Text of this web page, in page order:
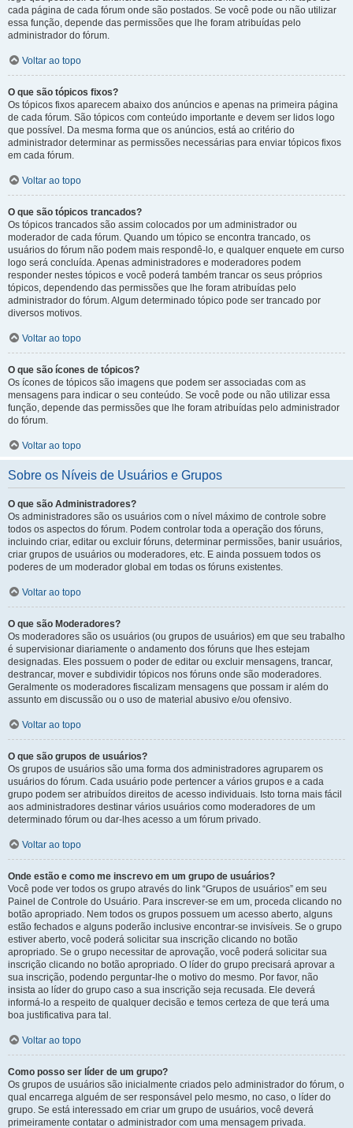
cada página de cada fórum onde são postados. Se você pode ou não utilizar
essa função, depende das permissões que lhe foram atribuídas pelo
administrador do fórum.
Voltar ao topo
O que são tópicos fixos?
Os tópicos fixos aparecem abaixo dos anúncios e apenas na primeira página
de cada fórum. São tópicos com conteúdo importante e devem ser lidos logo
que possível. Da mesma forma que os anúncios, está ao critério do
administrador determinar as permissões necessárias para enviar tópicos fixos
em cada fórum.
Voltar ao topo
O que são tópicos trancados?
Os tópicos trancados são assim colocados por um administrador ou
moderador de cada fórum. Quando um tópico se encontra trancado, os
usuários do fórum não podem mais respondê-lo, e qualquer enquete em curso
logo será concluída. Apenas administradores e moderadores podem
responder nestes tópicos e você poderá também trancar os seus próprios
tópicos, dependendo das permissões que lhe foram atribuídas pelo
administrador do fórum. Algum determinado tópico pode ser trancado por
diversos motivos.
Voltar ao topo
O que são ícones de tópicos?
Os ícones de tópicos são imagens que podem ser associadas com as
mensagens para indicar o seu conteúdo. Se você pode ou não utilizar essa
função, depende das permissões que lhe foram atribuídas pelo administrador
do fórum.
Voltar ao topo
Sobre os Níveis de Usuários e Grupos
O que são Administradores?
Os administradores são os usuários com o nível máximo de controle sobre
todos os aspectos do fórum. Podem controlar toda a operação dos fóruns,
incluindo criar, editar ou excluir fóruns, determinar permissões, banir usuários,
criar grupos de usuários ou moderadores, etc. E ainda possuem todos os
poderes de um moderador global em todas os fóruns existentes.
Voltar ao topo
O que são Moderadores?
Os moderadores são os usuários (ou grupos de usuários) em que seu trabalho
é supervisionar diariamente o andamento dos fóruns que lhes estejam
designadas. Eles possuem o poder de editar ou excluir mensagens, trancar,
destrancar, mover e subdividir tópicos nos fóruns onde são moderadores.
Geralmente os moderadores fiscalizam mensagens que possam ir além do
assunto em discussão ou o uso de material abusivo e/ou ofensivo.
Voltar ao topo
O que são grupos de usuários?
Os grupos de usuários são uma forma dos administradores agruparem os
usuários do fórum. Cada usuário pode pertencer a vários grupos e a cada
grupo podem ser atribuídos direitos de acesso individuais. Isto torna mais fácil
aos administradores destinar vários usuários como moderadores de um
determinado fórum ou dar-lhes acesso a um fórum privado.
Voltar ao topo
Onde estão e como me inscrevo em um grupo de usuários?
Você pode ver todos os grupo através do link “Grupos de usuários” em seu
Painel de Controle do Usuário. Para inscrever-se em um, proceda clicando no
botão apropriado. Nem todos os grupos possuem um acesso aberto, alguns
estão fechados e alguns poderão inclusive encontrar-se invisíveis. Se o grupo
estiver aberto, você poderá solicitar sua inscrição clicando no botão
apropriado. Se o grupo necessitar de aprovação, você poderá solicitar sua
inscrição clicando no botão apropriado. O líder do grupo precisará aprovar a
sua inscrição, podendo perguntar-lhe o motivo do mesmo. Por favor, não
insista ao líder do grupo caso a sua inscrição seja recusada. Ele deverá
informá-lo a respeito de qualquer decisão e temos certeza de que terá uma
boa justificativa para tal.
Voltar ao topo
Como posso ser líder de um grupo?
Os grupos de usuários são inicialmente criados pelo administrador do fórum, o
qual encarrega alguém de ser responsável pelo mesmo, no caso, o líder do
grupo. Se está interessado em criar um grupo de usuários, você deverá
primeiramente contatar o administrador com uma mensagem privada.